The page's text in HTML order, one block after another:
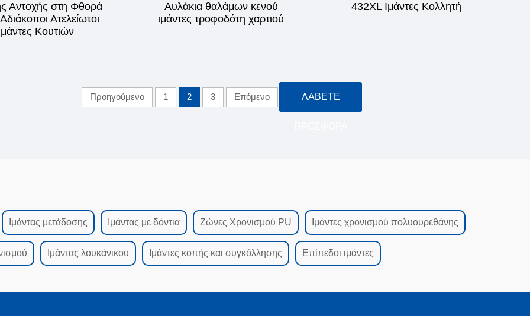
Αντοχής στη Φθορά
Ατελείωτοι
Κουτιών
Αυλάκια θαλάμων κενού
ιμάντες τροφοδότη χαρτιού
432XL Ιμάντες Κολλητή
Προηγούμενο 1 2 3 Επόμενο ΛΆΒΕΤΕ
Ιμάντας μετάδοσης Ιμάντας με δόντια Ζώνες Χρονισμού PU Ιμάντες χρονισμού πολυουρεθάνης
Ιμάντας λουκάνικου Ιμάντες κοπής και συγκόλλησης Επίπεδοι ιμάντες